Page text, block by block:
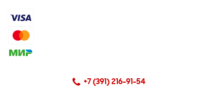
+7 (391) 216-91-54